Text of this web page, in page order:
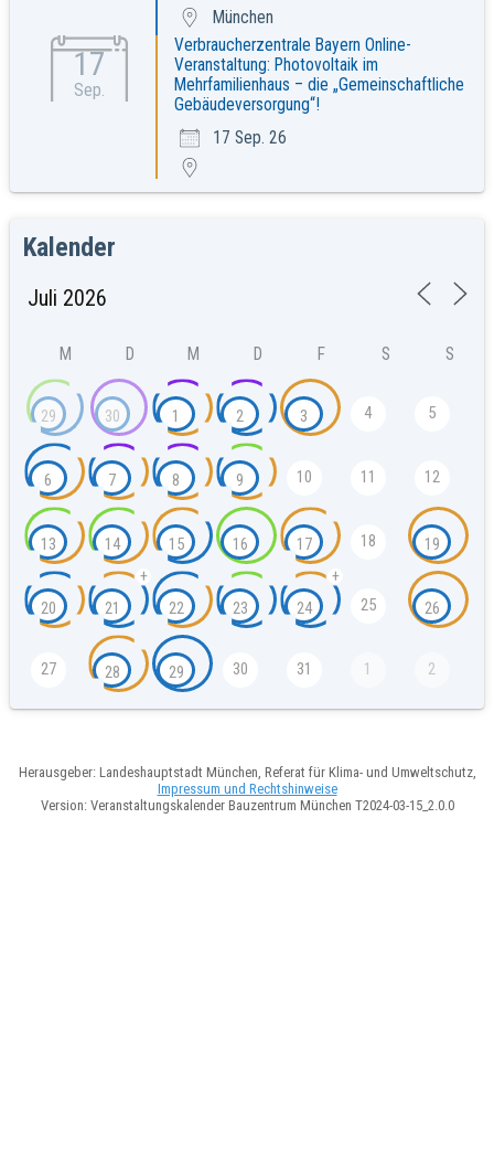
München
17
Sep.
Verbraucherzentrale Bayern Online-
Veranstaltung: Photovoltaik im
Mehrfamilienhaus – die „Gemeinschaftliche
Gebäudeversorgung“!
17 Sep. 26
Kalender
M D M D F S S
29 30 1 2 3 4 5
6 7 8 9 10 11 12
13 14 15 16 17 18 19
20 21
+
22 23 24
+
25 26
27 28 29 30 31 1 2
Herausgeber: Landeshauptstadt München, Referat für Klima- und Umweltschutz,
Impressum und Rechtshinweise
Version: Veranstaltungskalender Bauzentrum München T2024-03-15_2.0.0